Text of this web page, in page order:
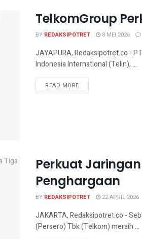
TelkomGroup
BY REDAKSIPOTRET 8 MEI 2026
JAYAPURA, Redaksipotret.co -
Indonesia International (Telin), ...
READ MORE
Perkuat
Penghargaan
BY REDAKSIPOTRET 22 APRIL 2026
JAKARTA, Redaksipotret.co -
(Persero) Tbk (Telkom) meraih ...